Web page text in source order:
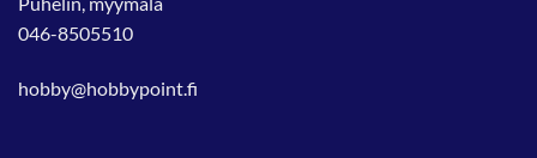
046-8505510
hobby@hobbypoint.fi